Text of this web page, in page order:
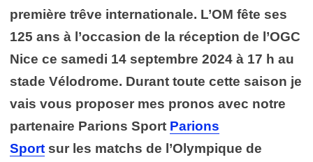
première trêve internationale. L’OM fête ses
125 ans à l’occasion de la réception de l’OGC
Nice ce samedi 14 septembre 2024 à 17 h au
stade Vélodrome. Durant toute cette saison je
vais vous proposer mes pronos avec notre
partenaire Parions Sport Parions
Sport sur les matchs de l’Olympique de